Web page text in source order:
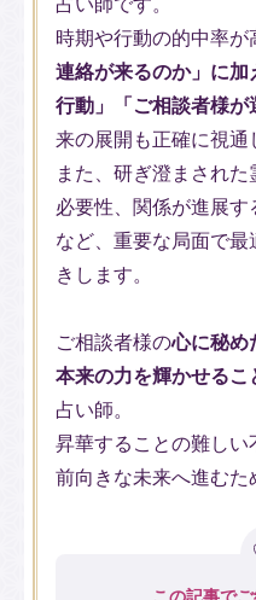
時期や行動の的中率が
連絡が来るのか」に
行動」「ご相談者様が
来の展開も正確に視通
また、研ぎ澄まされ
必要性、関係が進展
など、重要な局面で
きします。
ご相談者様の心に秘め
本来の力を輝かせるこ
占い師。
昇華することの難しい
前向きな未来へ進むた